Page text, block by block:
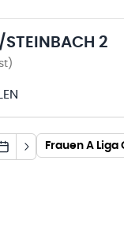
STEINBACH 2
Frauen A